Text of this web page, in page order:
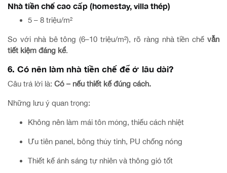
Nhà tiền chế cao cấp (homestay, villa thép)
5 – 8 triệu/m²
So với nhà bê tông (6–10 triệu/m²), rõ ràng nhà tiền chế vẫn
tiết kiệm đáng kể.
6. Có nên làm nhà tiền chế để ở lâu dài?
Câu trả lời là: Có – nếu thiết kế đúng cách.
Những lưu ý quan trọng:
Không nên làm mái tôn mỏng, thiếu cách nhiệt
Ưu tiên panel, bông thủy tinh, PU chống nóng
Thiết kế ánh sáng tự nhiên và thông gió tốt